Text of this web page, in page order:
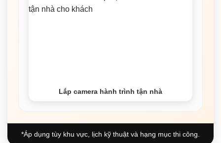
Lắp camera hành trình tận nhà
*Áp dụng tùy khu vực, lịch kỹ thuật và hạng mục thi công.